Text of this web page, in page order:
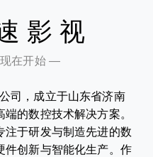
影视
在开始 —
司，成立于山东省济南
的数控技术解决方案。
注于研发与制造先进的数
件创新与智能化生产。作